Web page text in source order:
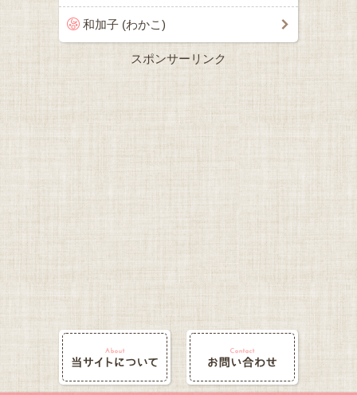
和加子 (わかこ)
スポンサーリンク